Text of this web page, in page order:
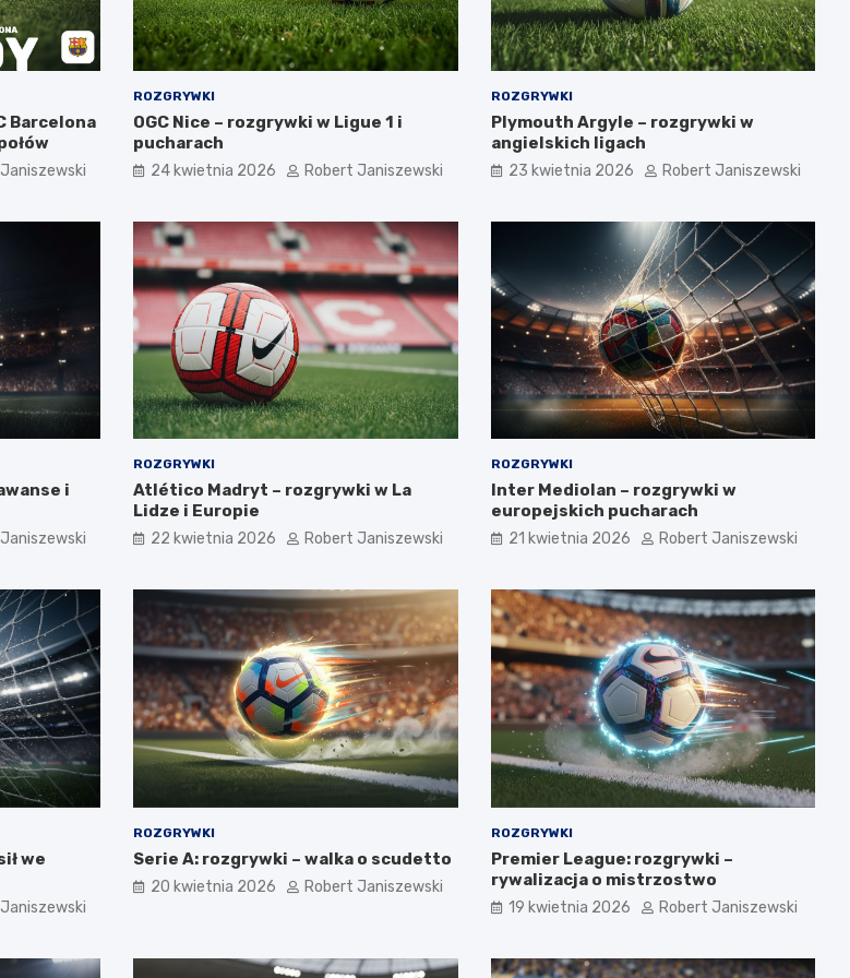
Barcelona
ROZGRYWKI
OGC Nice – rozgrywki w Ligue 1 i
pucharach
24 kwietnia 2026 Robert Janiszewski
ROZGRYWKI
Plymouth Argyle – rozgrywki w
angielskich ligach
23 kwietnia 2026 Robert Janiszewski
i
ROZGRYWKI
Atlético Madryt – rozgrywki w La
Lidze i Europie
22 kwietnia 2026 Robert Janiszewski
ROZGRYWKI
Inter Mediolan – rozgrywki w
europejskich pucharach
21 kwietnia 2026 Robert Janiszewski
we
ROZGRYWKI
Serie A: rozgrywki – walka o scudetto
20 kwietnia 2026 Robert Janiszewski
ROZGRYWKI
Premier League: rozgrywki –
rywalizacja o mistrzostwo
19 kwietnia 2026 Robert Janiszewski